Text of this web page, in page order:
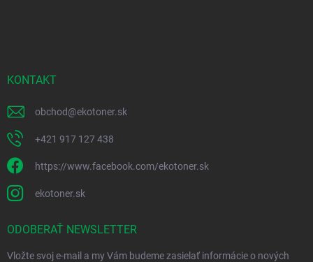
KONTAKT
obchod@ekotoner.sk
+421 917 127 438
https://www.facebook.com/ekotoner.sk
ekotoner.sk
ODOBERAŤ NEWSLETTER
Vložte svoj e-mail a my Vám budeme zasielať informácie o nových